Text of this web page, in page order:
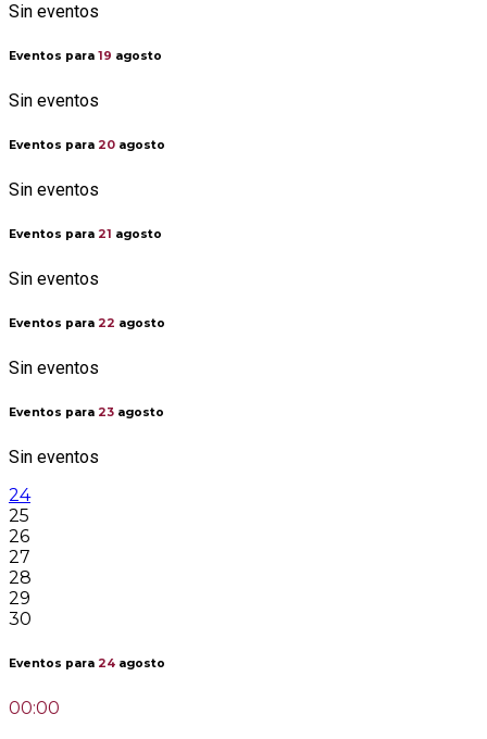
Sin eventos
Eventos para 19 agosto
Sin eventos
Eventos para 20 agosto
Sin eventos
Eventos para 21 agosto
Sin eventos
Eventos para 22 agosto
Sin eventos
Eventos para 23 agosto
Sin eventos
24
25
26
27
28
29
30
Eventos para 24 agosto
00:00